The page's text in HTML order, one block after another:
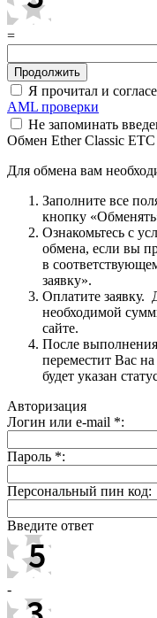
=
Я прочитал и
AML проверки
Не запоминать
Обмен Ether Classic
Для обмена вам
Заполните все
кнопку
Ознакомьтесь с
обмена, если вы
в
заявку».
Оплатите заявку.
необходимой
сайте.
После
переместит Вас
будет указан
Авторизация
Логин или e-mail *:
Пароль *:
Персональный пин код:
Введите ответ
-